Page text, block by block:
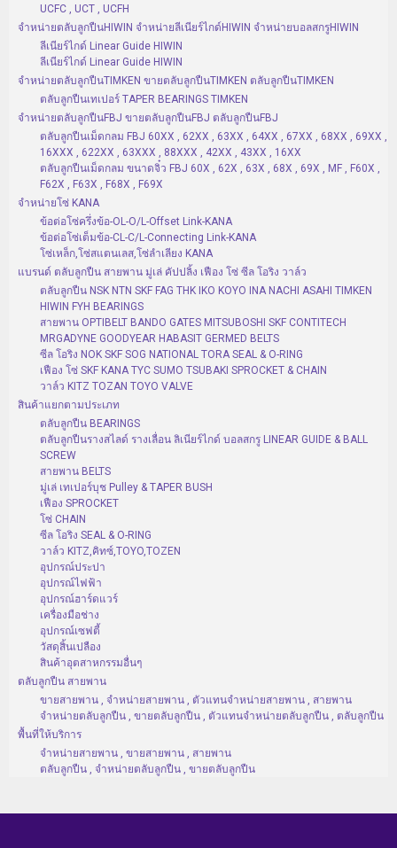
UCFC , UCT , UCFH
จำหน่ายตลับลูกปืนHIWIN จำหน่ายลีเนียร์ไกด์HIWIN จำหน่ายบอลสกรูHIWIN
ลีเนียร์ไกด์ Linear Guide HIWIN
ลีเนียร์ไกด์ Linear Guide HIWIN
จำหน่ายตลับลูกปืนTIMKEN ขายตลับลูกปืนTIMKEN ตลับลูกปืนTIMKEN
ตลับลูกปืนเทเปอร์ TAPER BEARINGS TIMKEN
จำหน่ายตลับลูกปืนFBJ ขายตลับลูกปืนFBJ ตลับลูกปืนFBJ
ตลับลูกปืนเม็ดกลม FBJ 60XX , 62XX , 63XX , 64XX , 67XX , 68XX , 69XX ,
16XXX , 622XX , 63XXX , 88XXX , 42XX , 43XX , 16XX
ตลับลูกปืนเม็ดกลม ขนาดจิ๋ว FBJ 60X , 62X , 63X , 68X , 69X , MF , F60X ,
F62X , F63X , F68X , F69X
จำหน่ายโซ่ KANA
ข้อต่อโซ่ครึ่งข้อ-OL-O/L-Offset Link-KANA
ข้อต่อโซ่เต็มข้อ-CL-C/L-Connecting Link-KANA
โซ่เหล็ก,โซ่สแตนเลส,โซ่ลำเลียง KANA
แบรนด์ ตลับลูกปืน สายพาน มู่เล่ คัปปลิ้ง เฟือง โซ่ ซีล โอริง วาล์ว
ตลับลูกปืน NSK NTN SKF FAG THK IKO KOYO INA NACHI ASAHI TIMKEN
HIWIN FYH BEARINGS
สายพาน OPTIBELT BANDO GATES MITSUBOSHI SKF CONTITECH
MRGADYNE GOODYEAR HABASIT GERMED BELTS
ซีล โอริง NOK SKF SOG NATIONAL TORA SEAL & O-RING
เฟือง โซ่ SKF KANA TYC SUMO TSUBAKI SPROCKET & CHAIN
วาล์ว KITZ TOZAN TOYO VALVE
สินค้าแยกตามประเภท
ตลับลูกปืน BEARINGS
ตลับลูกปืนรางสไลด์ รางเลื่อน ลิเนียร์ไกด์ บอลสกรู LINEAR GUIDE & BALL
SCREW
สายพาน BELTS
มู่เล่ เทเปอร์บุช Pulley & TAPER BUSH
เฟือง SPROCKET
โซ่ CHAIN
ซีล โอริง SEAL & O-RING
วาล์ว KITZ,คิทซ์,TOYO,TOZEN
อุปกรณ์ประปา
อุปกรณ์ไฟฟ้า
อุปกรณ์ฮาร์ดแวร์
เครื่องมือช่าง
อุปกรณ์เซฟตี้
วัสดุสิ้นเปลือง
สินค้าอุตสาหกรรมอื่นๆ
ตลับลูกปืน สายพาน
ขายสายพาน , จำหน่ายสายพาน , ตัวแทนจำหน่ายสายพาน , สายพาน
จำหน่ายตลับลูกปืน , ขายตลับลูกปืน , ตัวแทนจำหน่ายตลับลูกปืน , ตลับลูกปืน
พื้นที่ให้บริการ
จำหน่ายสายพาน , ขายสายพาน , สายพาน
ตลับลูกปืน , จำหน่ายตลับลูกปืน , ขายตลับลูกปืน